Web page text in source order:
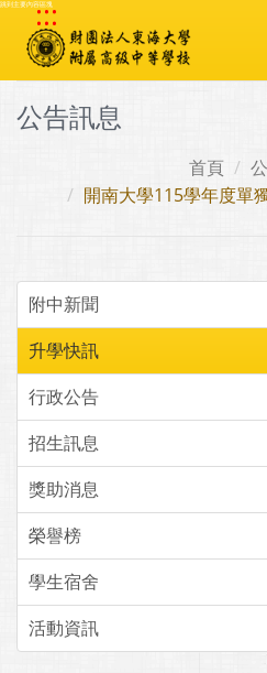
跳到主要內容區塊
:::
公告訊息
首頁
開南大學115學年度單
附中新聞
升學快訊
行政公告
招生訊息
獎助消息
榮譽榜
學生宿舍
活動資訊